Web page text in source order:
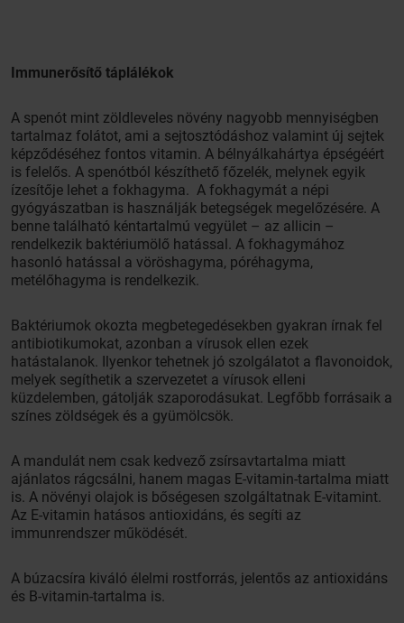
Immunerősítő táplálékok
A spenót mint zöldleveles növény nagyobb mennyiségben
tartalmaz folátot, ami a sejtosztódáshoz valamint új sejtek
képződéséhez fontos vitamin. A bélnyálkahártya épségéért
is felelős. A spenótból készíthető főzelék, melynek egyik
ízesítője lehet a fokhagyma. A fokhagymát a népi
gyógyászatban is használják betegségek megelőzésére. A
benne található kéntartalmú vegyület – az allicin –
rendelkezik baktériumölő hatással. A fokhagymához
hasonló hatással a vöröshagyma, póréhagyma,
metélőhagyma is rendelkezik.
Baktériumok okozta megbetegedésekben gyakran írnak fel
antibiotikumokat, azonban a vírusok ellen ezek
hatástalanok. Ilyenkor tehetnek jó szolgálatot a flavonoidok,
melyek segíthetik a szervezetet a vírusok elleni
küzdelemben, gátolják szaporodásukat. Legfőbb forrásaik a
színes zöldségek és a gyümölcsök.
A mandulát nem csak kedvező zsírsavtartalma miatt
ajánlatos rágcsálni, hanem magas E-vitamin-tartalma miatt
is. A növényi olajok is bőségesen szolgáltatnak E-vitamint.
Az E-vitamin hatásos antioxidáns, és segíti az
immunrendszer működését.
A búzacsíra kiváló élelmi rostforrás, jelentős az antioxidáns
és B-vitamin-tartalma is.